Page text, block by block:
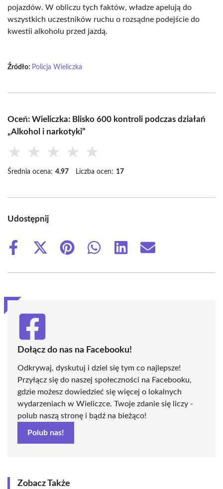
pojazdów. W obliczu tych faktów, władze apelują do
wszystkich uczestników ruchu o rozsądne podejście do
kwestii alkoholu przed jazdą.
Źródło: Policja Wieliczka
Oceń: Wieliczka: Blisko 600 kontroli podczas działań
„Alkohol i narkotyki”
★ ★ ★ ★ ★
Średnia ocena: 4.97 Liczba ocen: 17
Udostępnij
Share
Share
(Twitter)
Share
Share
Share
Share
Dołącz do nas na Facebooku!
Odkrywaj, dyskutuj i dziel się tym co najlepsze!
Przyłącz się do naszej społeczności na Facebooku,
gdzie możesz dowiedzieć się więcej o lokalnych
wydarzeniach w Wieliczce. Twoje zdanie się liczy -
polub naszą stronę i bądź na bieżąco!
Polub nas!
Zobacz Także